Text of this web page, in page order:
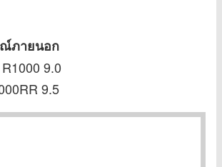
ภายนอก
9.0
9.5